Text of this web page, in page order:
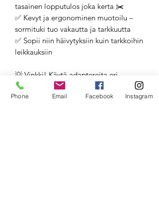
tasainen lopputulos joka kerta ✂️
✅ Kevyt ja ergonominen muotoilu –
sormituki tuo vakautta ja tarkkuutta
✅ Sopii niin häivytyksiin kuin tarkkoihin
leikkauksiin
💡 Vinkki! Käytä adaptereita eri
pituuksilla luodaksesi liukuvia kerroksia
tai keventääksesi hiuksia luonnollisesti!
Phone Email Facebook Instagram